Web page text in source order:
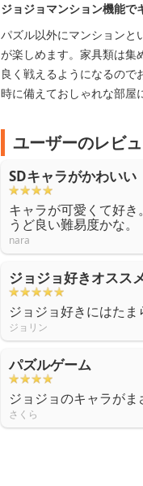
ジョジョマンション機能で
パズル以外にマンションと
が楽しめます。家具類は集
良く戦えるようになるので
時に備えておしゃれな部屋
ユーザーのレビ
SDキャラがかわいい
キャラが可愛くて好
うど良い難易度かな。
nara
ジョジョ好きオスス
ジョジョ好きにはたま
ジョリン
パズルゲーム
ジョジョのキャラが
さくら